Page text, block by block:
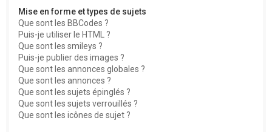
Mise en forme et types de sujets
Que sont les BBCodes ?
Puis-je utiliser le HTML ?
Que sont les smileys ?
Puis-je publier des images ?
Que sont les annonces globales ?
Que sont les annonces ?
Que sont les sujets épinglés ?
Que sont les sujets verrouillés ?
Que sont les icônes de sujet ?